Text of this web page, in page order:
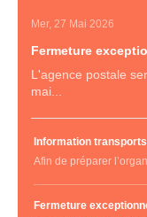
Mer, 27 Mai 2026
Fermeture
L'agence postale
mai...
Information
Afin de préparer
Fermeture